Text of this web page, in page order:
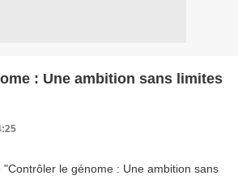
: Une ambition sans limites